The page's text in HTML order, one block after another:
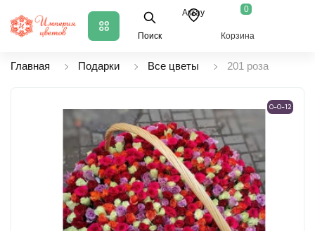
Поиск
Актау 0
Корзина
Главная Подарки Все цветы 201 роза
0-0-12